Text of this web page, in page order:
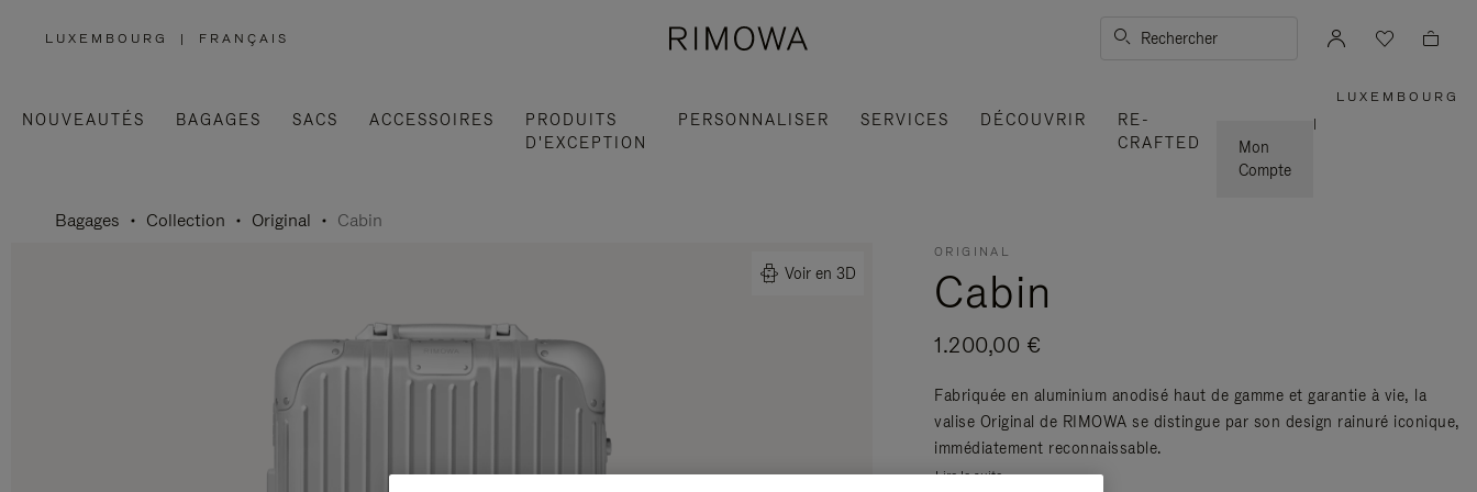
LUXEMBOURG
,
| FRANÇAIS Rechercher
NOUVEAUTÉS BAGAGES SACS ACCESSOIRES
PRODUITS
D'EXCEPTION
PERSONNALISER SERVICES DÉCOUVRIR
RE-
CRAFTED
Mon
Compte
LUXEMBOURG
|
Bagages Collection Original Cabin
Voir en 3D
ORIGINAL
Cabin
1.200,00 €
Fabriquée en aluminium anodisé haut de gamme et garantie à vie, la
valise Original de RIMOWA se distingue par son design rainuré iconique,
immédiatement reconnaissable.
Lire la suite